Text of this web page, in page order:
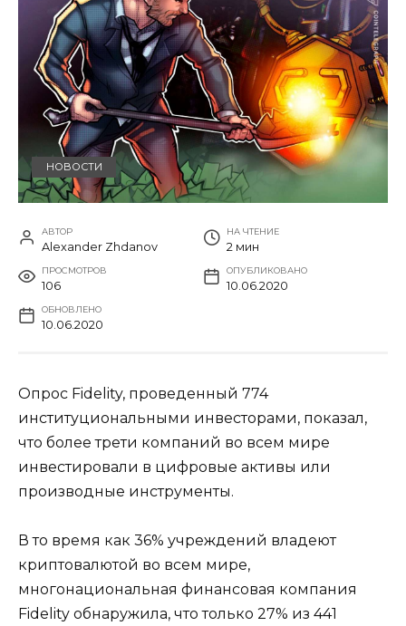
НОВОСТИ
АВТОР
Alexander Zhdanov
НА ЧТЕНИЕ
2 мин
ПРОСМОТРОВ
106
ОПУБЛИКОВАНО
10.06.2020
ОБНОВЛЕНО
10.06.2020
Опрос Fidelity, проведенный 774
институциональными инвесторами, показал,
что более трети компаний во всем мире
инвестировали в цифровые активы или
производные инструменты.
В то время как 36% учреждений владеют
криптовалютой во всем мире,
многонациональная финансовая компания
Fidelity обнаружила, что только 27% из 441